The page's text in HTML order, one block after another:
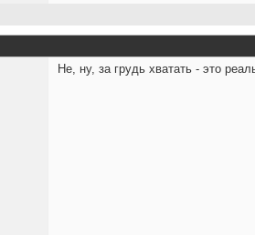
Не, ну, за грудь хватать - это